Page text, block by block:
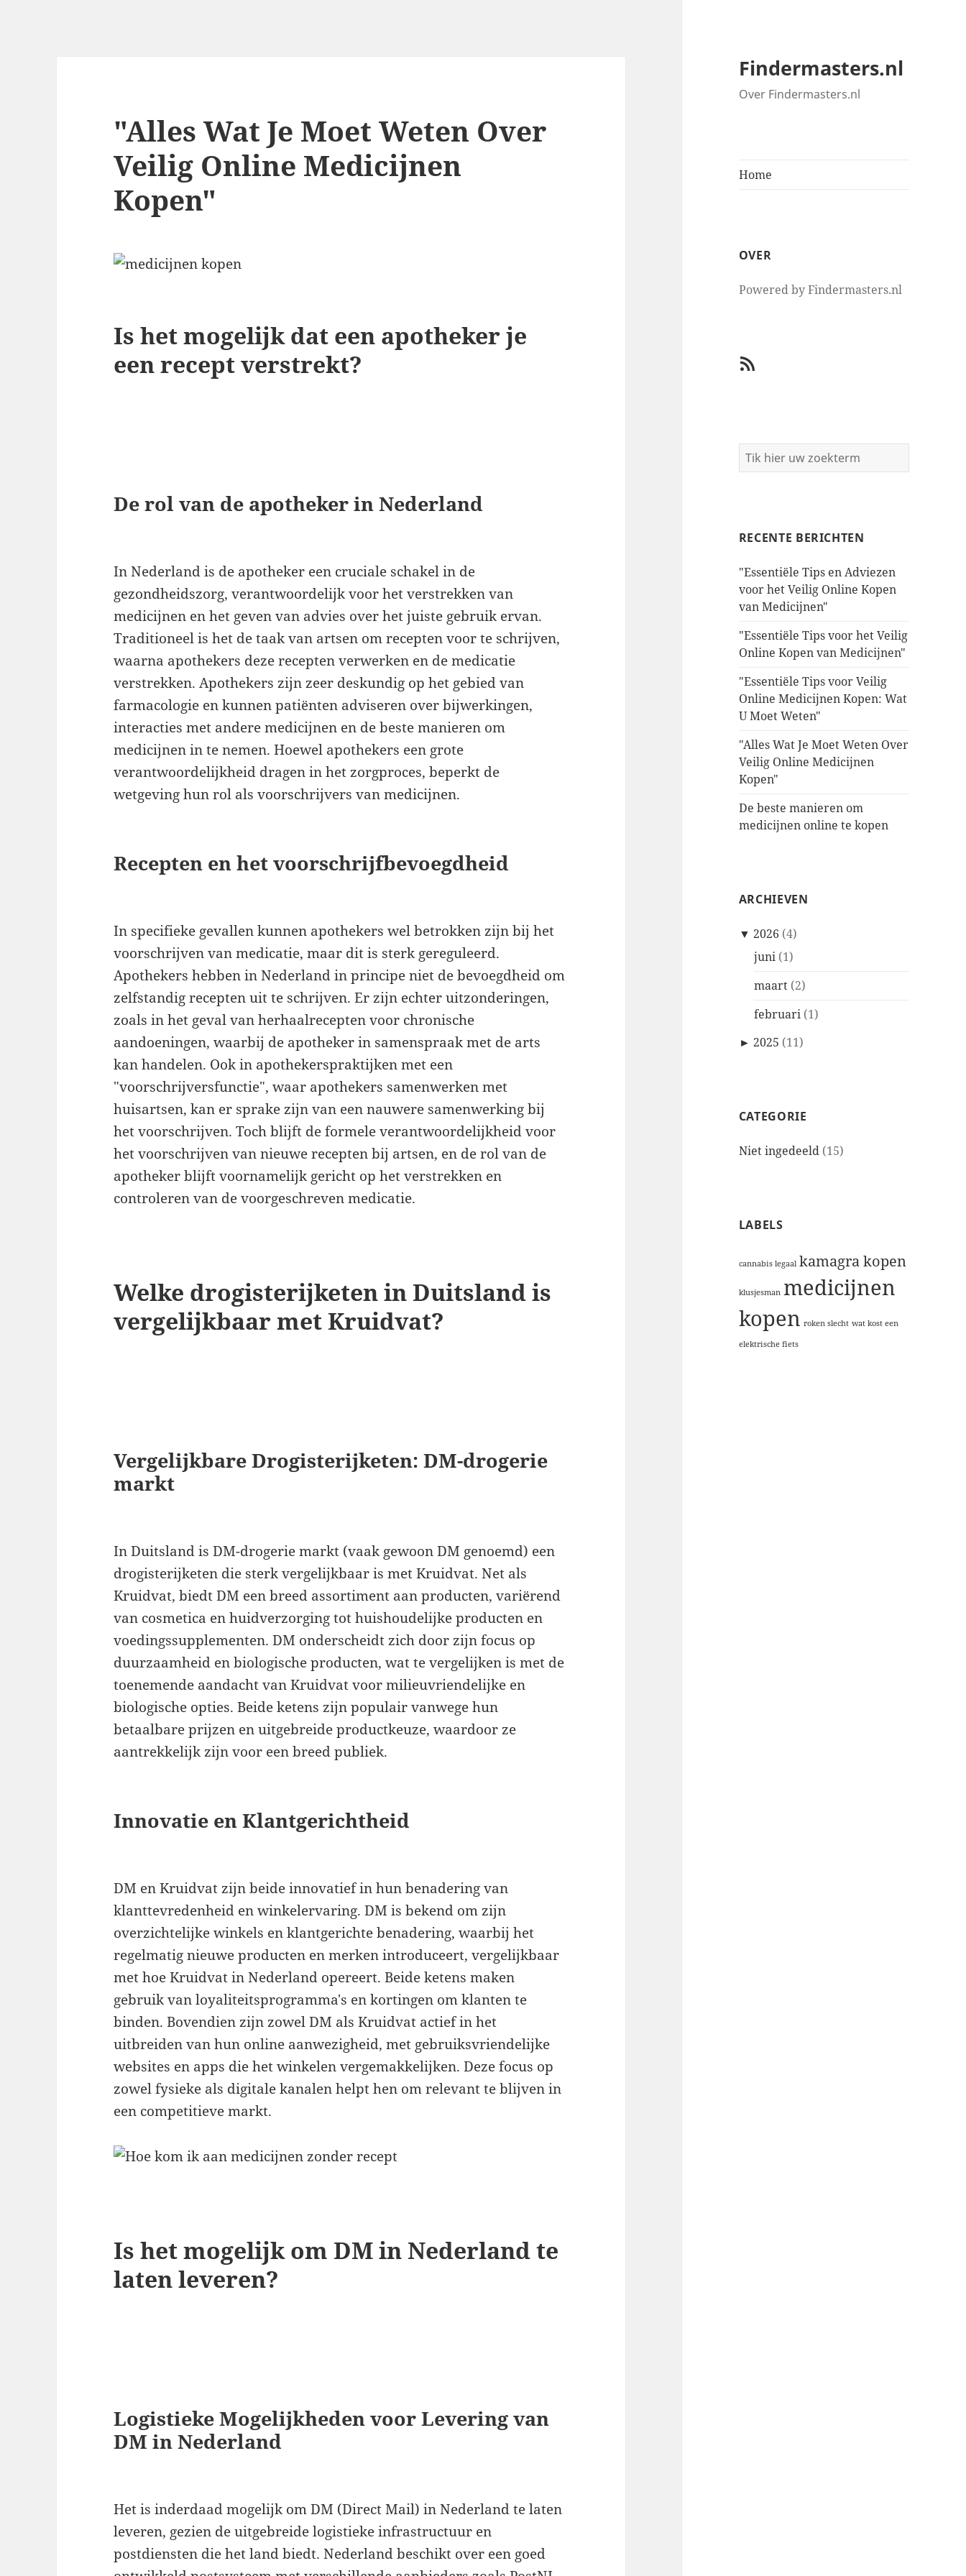
Findermasters.nl
Over Findermasters.nl
Home
OVER
Powered by Findermasters.nl
RSS
RECENTE BERICHTEN
"Essentiële Tips en Adviezen
voor het Veilig Online Kopen
van Medicijnen"
"Essentiële Tips voor het Veilig
Online Kopen van Medicijnen"
"Essentiële Tips voor Veilig
Online Medicijnen Kopen: Wat
U Moet Weten"
"Alles Wat Je Moet Weten Over
Veilig Online Medicijnen
Kopen"
De beste manieren om
medicijnen online te kopen
ARCHIEVEN
▼ 2026 (4)
juni (1)
maart (2)
februari (1)
► 2025 (11)
CATEGORIE
Niet ingedeeld (15)
LABELS
cannabis legaal kamagra kopen
klusjesman medicijnen
kopen roken slecht wat kost een
elektrische fiets
"Alles Wat Je Moet Weten Over
Veilig Online Medicijnen
Kopen"
Is het mogelijk dat een apotheker je
een recept verstrekt?
De rol van de apotheker in Nederland
In Nederland is de apotheker een cruciale schakel in de
gezondheidszorg, verantwoordelijk voor het verstrekken van
medicijnen en het geven van advies over het juiste gebruik ervan.
Traditioneel is het de taak van artsen om recepten voor te schrijven,
waarna apothekers deze recepten verwerken en de medicatie
verstrekken. Apothekers zijn zeer deskundig op het gebied van
farmacologie en kunnen patiënten adviseren over bijwerkingen,
interacties met andere medicijnen en de beste manieren om
medicijnen in te nemen. Hoewel apothekers een grote
verantwoordelijkheid dragen in het zorgproces, beperkt de
wetgeving hun rol als voorschrijvers van medicijnen.
Recepten en het voorschrijfbevoegdheid
In specifieke gevallen kunnen apothekers wel betrokken zijn bij het
voorschrijven van medicatie, maar dit is sterk gereguleerd.
Apothekers hebben in Nederland in principe niet de bevoegdheid om
zelfstandig recepten uit te schrijven. Er zijn echter uitzonderingen,
zoals in het geval van herhaalrecepten voor chronische
aandoeningen, waarbij de apotheker in samenspraak met de arts
kan handelen. Ook in apothekerspraktijken met een
"voorschrijversfunctie", waar apothekers samenwerken met
huisartsen, kan er sprake zijn van een nauwere samenwerking bij
het voorschrijven. Toch blijft de formele verantwoordelijkheid voor
het voorschrijven van nieuwe recepten bij artsen, en de rol van de
apotheker blijft voornamelijk gericht op het verstrekken en
controleren van de voorgeschreven medicatie.
Welke drogisterijketen in Duitsland is
vergelijkbaar met Kruidvat?
Vergelijkbare Drogisterijketen: DM-drogerie
markt
In Duitsland is DM-drogerie markt (vaak gewoon DM genoemd) een
drogisterijketen die sterk vergelijkbaar is met Kruidvat. Net als
Kruidvat, biedt DM een breed assortiment aan producten, variërend
van cosmetica en huidverzorging tot huishoudelijke producten en
voedingssupplementen. DM onderscheidt zich door zijn focus op
duurzaamheid en biologische producten, wat te vergelijken is met de
toenemende aandacht van Kruidvat voor milieuvriendelijke en
biologische opties. Beide ketens zijn populair vanwege hun
betaalbare prijzen en uitgebreide productkeuze, waardoor ze
aantrekkelijk zijn voor een breed publiek.
Innovatie en Klantgerichtheid
DM en Kruidvat zijn beide innovatief in hun benadering van
klanttevredenheid en winkelervaring. DM is bekend om zijn
overzichtelijke winkels en klantgerichte benadering, waarbij het
regelmatig nieuwe producten en merken introduceert, vergelijkbaar
met hoe Kruidvat in Nederland opereert. Beide ketens maken
gebruik van loyaliteitsprogramma's en kortingen om klanten te
binden. Bovendien zijn zowel DM als Kruidvat actief in het
uitbreiden van hun online aanwezigheid, met gebruiksvriendelijke
websites en apps die het winkelen vergemakkelijken. Deze focus op
zowel fysieke als digitale kanalen helpt hen om relevant te blijven in
een competitieve markt.
Is het mogelijk om DM in Nederland te
laten leveren?
Logistieke Mogelijkheden voor Levering van
DM in Nederland
Het is inderdaad mogelijk om DM (Direct Mail) in Nederland te laten
leveren, gezien de uitgebreide logistieke infrastructuur en
postdiensten die het land biedt. Nederland beschikt over een goed